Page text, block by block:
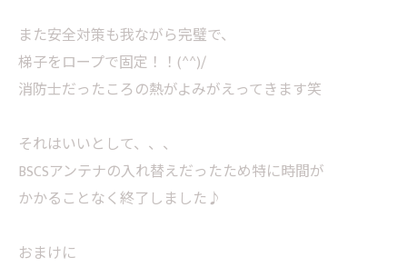
また安全対策も我ながら完璧で、
梯子をロープで固定！！(^^)/
消防士だったころの熱がよみがえってきます笑
それはいいとして、、、
BSCSアンテナの入れ替えだったため特に時間が
かかることなく終了しました♪
おまけに